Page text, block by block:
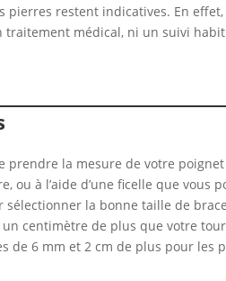
pierres restent indicatives. En effet,
médical, ni un suivi
prendre la mesure de votre poignet
ou à l’aide d’une ficelle que vous
sélectionner la bonne taille de
centimètre de plus que votre
de 6 mm et 2 cm de plus pour les